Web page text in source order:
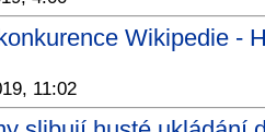
Wikipedie -
11:02